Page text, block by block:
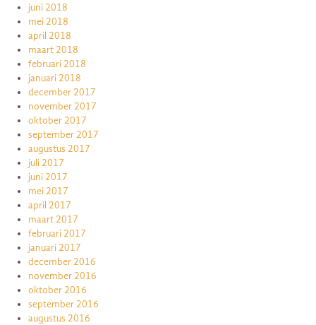
juni 2018
mei 2018
april 2018
maart 2018
februari 2018
januari 2018
december 2017
november 2017
oktober 2017
september 2017
augustus 2017
juli 2017
juni 2017
mei 2017
april 2017
maart 2017
februari 2017
januari 2017
december 2016
november 2016
oktober 2016
september 2016
augustus 2016